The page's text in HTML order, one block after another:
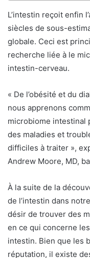
L’intestin reçoit enfin
siècles de sous-
globale. Ceci est
recherche liée à le
intestin-cerveau.
« De l’obésité et du
nous apprenons
microbiome intestinal
des maladies et
difficiles à traiter »,
Andrew Moore, MD,
À la suite de la
de l’intestin dans
désir de trouver des
en ce qui concerne
intestin. Bien que les
réputation, il existe